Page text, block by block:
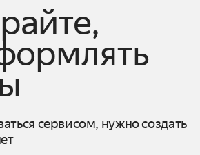
сервисом, нужно создать